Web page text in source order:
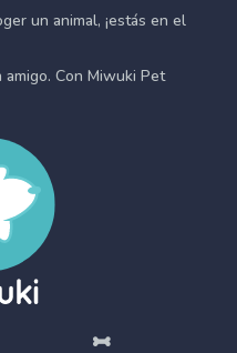
un animal, ¡estás en el
amigo. Con Miwuki Pet